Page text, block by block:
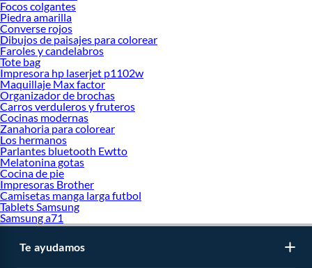
Focos colgantes
Piedra amarilla
Converse rojos
Dibujos de paisajes para colorear
Faroles y candelabros
Tote bag
Impresora hp laserjet p1102w
Maquillaje Max factor
Organizador de brochas
Carros verduleros y fruteros
Cocinas modernas
Zanahoria para colorear
Los hermanos
Parlantes bluetooth Ewtto
Melatonina gotas
Cocina de pie
Impresoras Brother
Camisetas manga larga futbol
Tablets Samsung
Samsung a71
Te ayudamos